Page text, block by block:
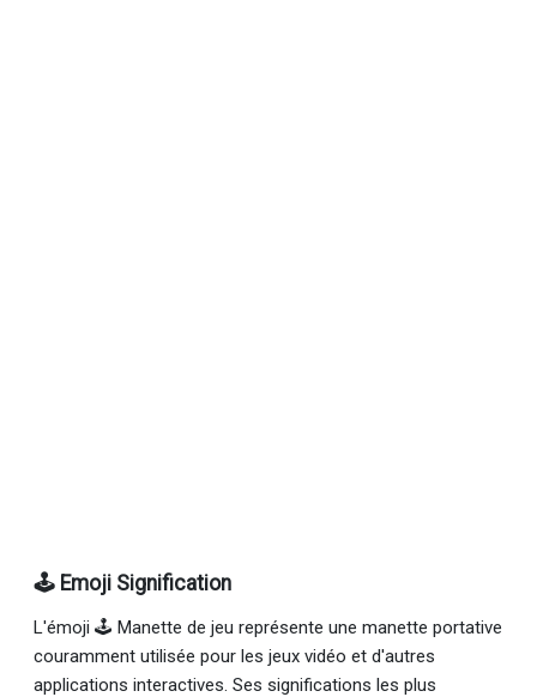
🕹 Emoji Signification
L'émoji 🕹 Manette de jeu représente une manette portative
couramment utilisée pour les jeux vidéo et d'autres
applications interactives. Ses significations les plus